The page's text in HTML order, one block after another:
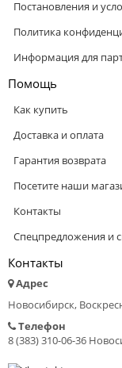
Постановления и
Политика
Информация для
Помощь
Как купить
Доставка и оплата
Гарантия возврата
Посетите наши
Контакты
Спецпредложения и
Контакты
Адрес
Новосибирск,
Телефон
8 (383) 310-06-36